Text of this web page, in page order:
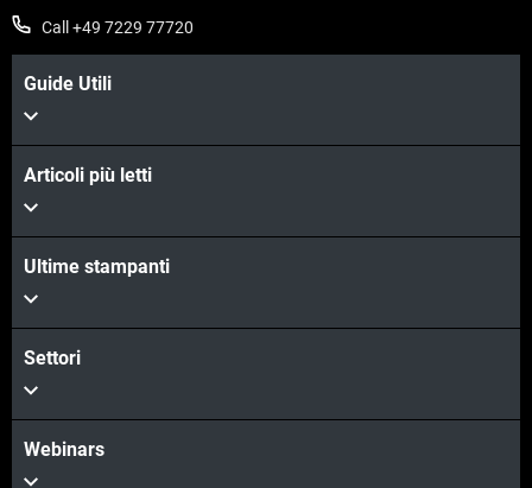
Call +49 7229 77720
Guide Utili
Articoli più letti
Ultime stampanti
Settori
Webinars